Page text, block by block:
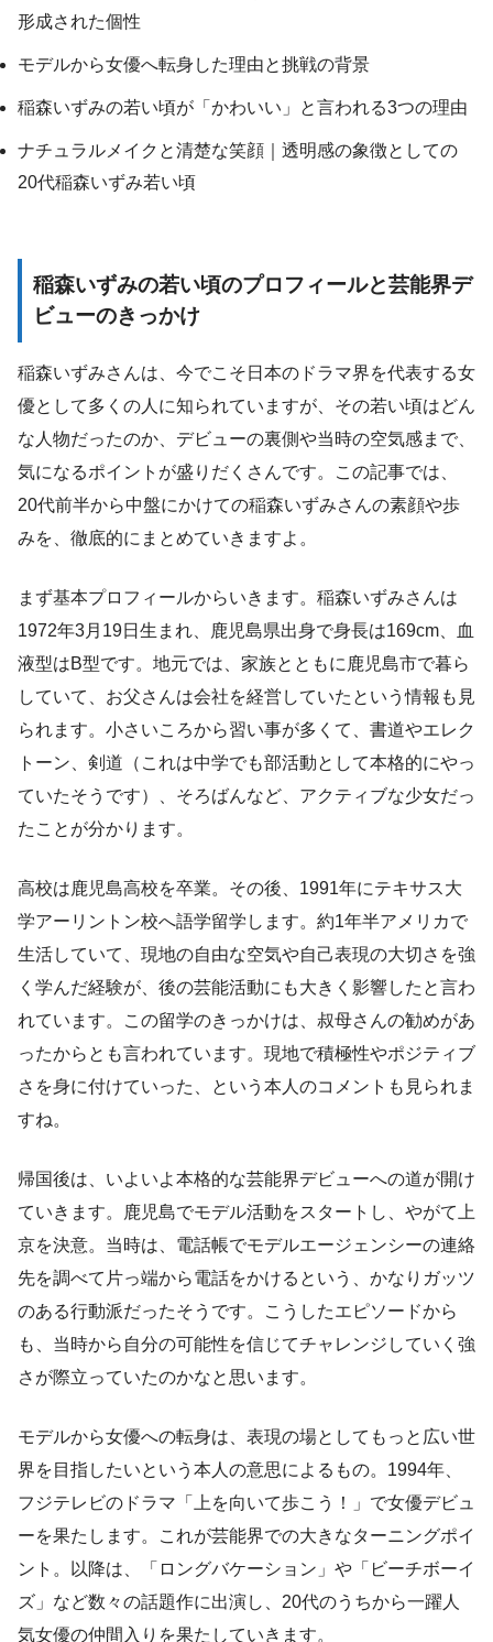
形成された個性
モデルから女優へ転身した理由と挑戦の背景
稲森いずみの若い頃が「かわいい」と言われる3つの理由
ナチュラルメイクと清楚な笑顔｜透明感の象徴としての
20代稲森いずみ若い頃
稲森いずみの若い頃のプロフィールと芸能界デ
ビューのきっかけ
稲森いずみさんは、今でこそ日本のドラマ界を代表する女
優として多くの人に知られていますが、その若い頃はどん
な人物だったのか、デビューの裏側や当時の空気感まで、
気になるポイントが盛りだくさんです。この記事では、
20代前半から中盤にかけての稲森いずみさんの素顔や歩
みを、徹底的にまとめていきますよ。
まず基本プロフィールからいきます。稲森いずみさんは
1972年3月19日生まれ、鹿児島県出身で身長は169cm、血
液型はB型です。地元では、家族とともに鹿児島市で暮ら
していて、お父さんは会社を経営していたという情報も見
られます。小さいころから習い事が多くて、書道やエレク
トーン、剣道（これは中学でも部活動として本格的にやっ
ていたそうです）、そろばんなど、アクティブな少女だっ
たことが分かります。
高校は鹿児島高校を卒業。その後、1991年にテキサス大
学アーリントン校へ語学留学します。約1年半アメリカで
生活していて、現地の自由な空気や自己表現の大切さを強
く学んだ経験が、後の芸能活動にも大きく影響したと言わ
れています。この留学のきっかけは、叔母さんの勧めがあ
ったからとも言われています。現地で積極性やポジティブ
さを身に付けていった、という本人のコメントも見られま
すね。
帰国後は、いよいよ本格的な芸能界デビューへの道が開け
ていきます。鹿児島でモデル活動をスタートし、やがて上
京を決意。当時は、電話帳でモデルエージェンシーの連絡
先を調べて片っ端から電話をかけるという、かなりガッツ
のある行動派だったそうです。こうしたエピソードから
も、当時から自分の可能性を信じてチャレンジしていく強
さが際立っていたのかなと思います。
モデルから女優への転身は、表現の場としてもっと広い世
界を目指したいという本人の意思によるもの。1994年、
フジテレビのドラマ「上を向いて歩こう！」で女優デビュ
ーを果たします。これが芸能界での大きなターニングポイ
ント。以降は、「ロングバケーション」や「ビーチボーイ
ズ」など数々の話題作に出演し、20代のうちから一躍人
気女優の仲間入りを果たしていきます。